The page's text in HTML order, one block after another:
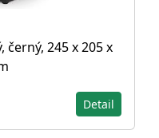
černý, 245 x 205 x
Detail